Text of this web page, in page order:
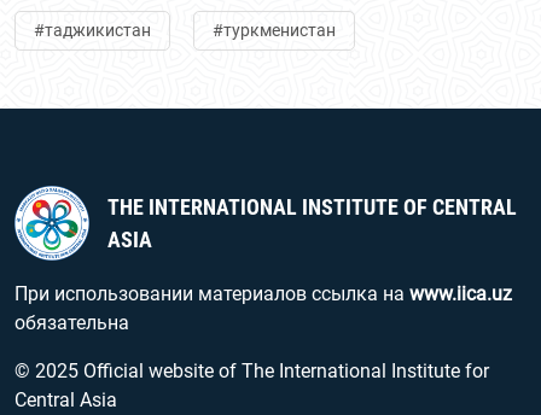
#таджикистан #туркменистан
THE INTERNATIONAL INSTITUTE OF CENTRAL
ASIA
При использовании материалов ссылка на www.iica.uz
обязательна
© 2025 Official website of The International Institute for
Central Asia